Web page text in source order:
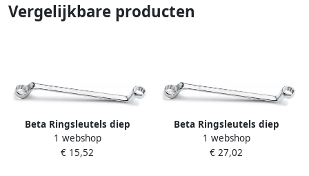
Vergelijkbare producten
Beta Ringsleutels diep
gebogen 90 14X17
000900036
1 webshop
€ 15,52
Beta Ringsleutels diep
gebogen 90 22X24
000900060
1 webshop
€ 27,02